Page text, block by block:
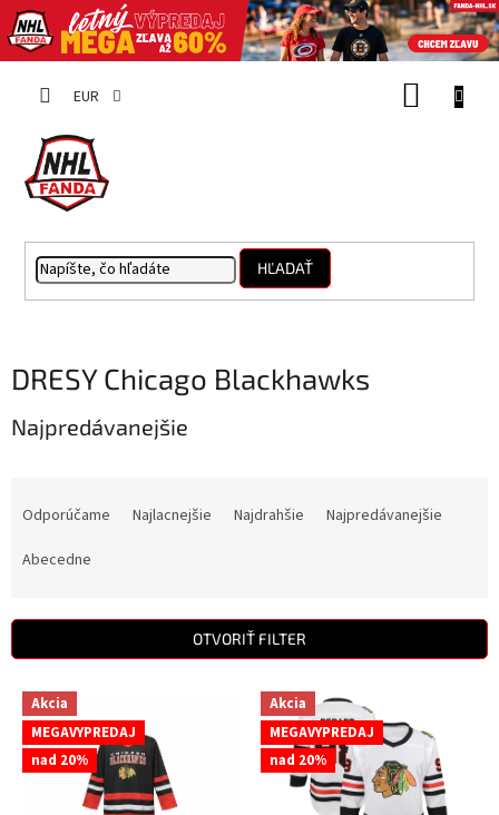
EUR
HĽADAŤ
DRESY Chicago Blackhawks
Najpredávanejšie
p
Odporúčame Najlacnejšie Najdrahšie
Najpredávanejšie
Abecedne
OTVORIŤ FILTER
V
p
Akcia
MEGAVYPREDAJ
nad 20%
Akcia
MEGAVYPREDAJ
nad 20%